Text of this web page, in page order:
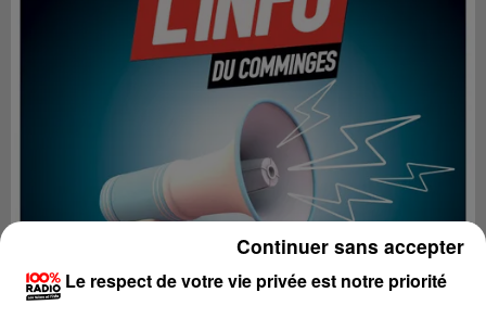
Le respect de votre vie privée est notre priorité
Continuer sans accepter